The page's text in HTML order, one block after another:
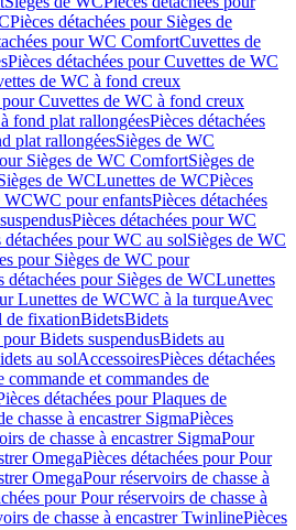
Pièces détachées pour Sièges de
pour WC ComfortCuvettes de
Pièces détachées pour Cuvettes de WC
de WC à fond creux
pour Cuvettes de WC à fond creux
fond plat rallongéesPièces détachées
plat rallongéesSièges de WC
Sièges de WC ComfortSièges de
de WCLunettes de WCPièces
WCWC pour enfantsPièces détachées
Pièces détachées pour WC
détachées pour WC au solSièges de WC
pour Sièges de WC pour
détachées pour Sièges de WCLunettes
Lunettes de WCWC à la turqueAvec
de fixationBidetsBidets
pour Bidets suspendusBidets au
au solAccessoiresPièces détachées
commande et commandes de
détachées pour Plaques de
chasse à encastrer SigmaPièces
de chasse à encastrer SigmaPour
OmegaPièces détachées pour Pour
OmegaPour réservoirs de chasse à
pour Pour réservoirs de chasse à
de chasse à encastrer TwinlinePièces